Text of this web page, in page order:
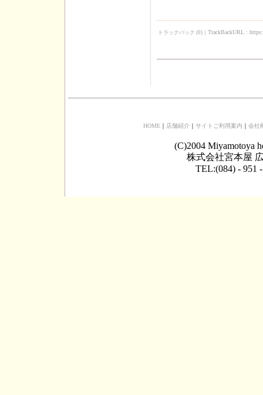
トラックバック (0) TrackBackURL :
HOME ｜ 店舗紹介 ｜ サイトご利用案内 ｜ 会社
(C)2004 Miyamotoya
株式会社宮本屋
TEL:(084) - 951